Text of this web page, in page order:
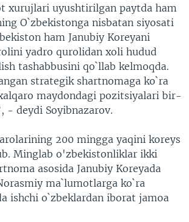
xurujlari uyushtirilgan paytda ham
O`zbekistonga nisbatan siyosati
ham Janubiy Koreyani
yadro qurolidan xoli hudud
tashabbusini qo`llab kelmoqda.
strategik shartnomaga ko`ra
maydondagi pozitsiyalari bir-
- deydi Soyibnazarov.
200 mingga yaqini koreys
Minglab o'zbekistonliklar ikki
asosida Janubiy Koreyada
ma`lumotlarga ko`ra
ishchi o`zbeklardan iborat jamoa